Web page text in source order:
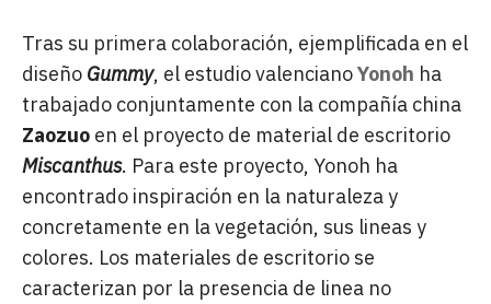
Tras su primera colaboración, ejemplificada en el
diseño Gummy, el estudio valencianoYonoh ha
trabajado conjuntamente con la compañía china
Zaozuo en el proyecto de material de escritorio
Miscanthus. Para este proyecto, Yonoh ha
encontrado inspiración en la naturaleza y
concretamente en la vegetación, sus lineas y
colores. Los materiales de escritorio se
caracterizan por la presencia de linea no